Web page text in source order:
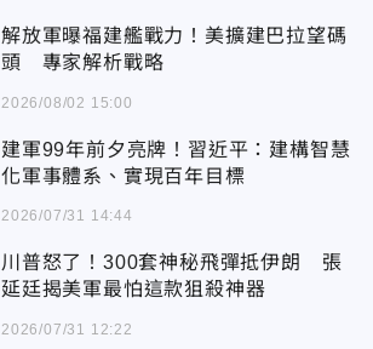
解放軍曝福建艦戰力！美擴建巴拉望碼
頭 專家解析戰略
2026/08/02 15:00
建軍99年前夕亮牌！習近平：建構智慧
化軍事體系、實現百年目標
2026/07/31 14:44
川普怒了！300套神秘飛彈抵伊朗 張
延廷揭美軍最怕這款狙殺神器
2026/07/31 12:22